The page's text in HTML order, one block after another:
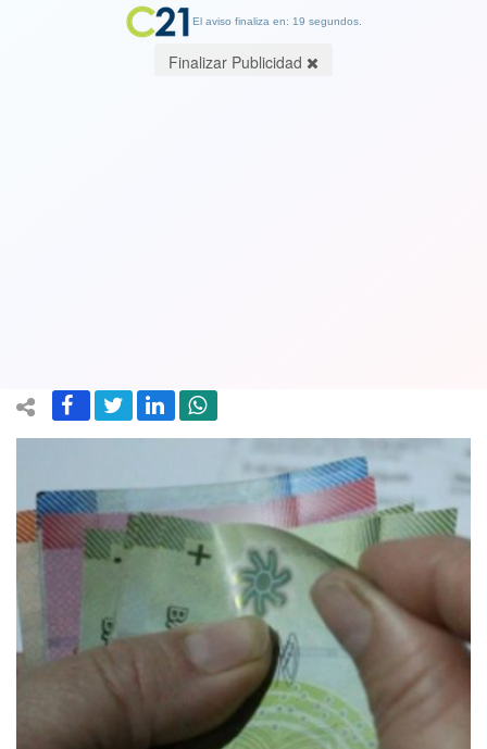
El aviso finaliza en: 19 segundos.
Finalizar Publicidad